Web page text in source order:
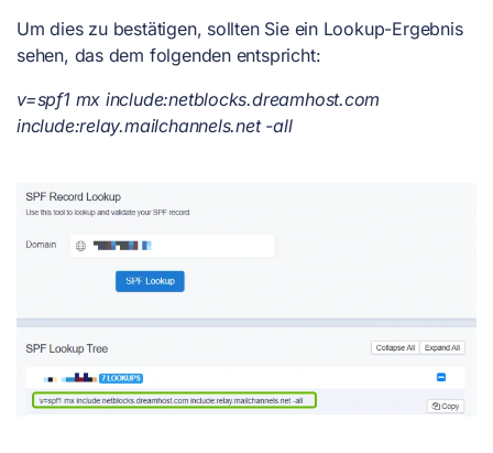
Um dies zu bestätigen, sollten Sie ein Lookup-Ergebnis
sehen, das dem folgenden entspricht:
v=spf1 mx include:netblocks.dreamhost.com
include:relay.mailchannels.net -all